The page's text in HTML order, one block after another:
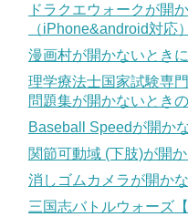
ドラクエウォークが開
（iPhone&android対応）
漫画村が開かないとき
理学療法士国家試験専
問題集が開かないとき
Baseball Speedが開か
関節可動域 (下肢)が開
消しゴムカメラが開か
三国志バトルウォーズ